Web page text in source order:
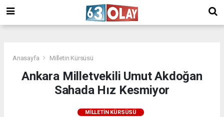
Anasayfa Milletin Kürsüsü
Ankara Milletvekili Umut Akdoğan
Sahada Hız Kesmiyor
MILLETIN KÜRSÜSÜ